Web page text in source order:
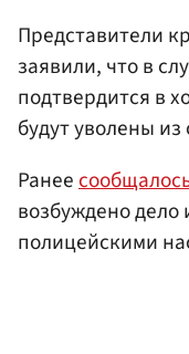
Представители
заявили, что в
подтвердится в
будут уволены
Ранее
возбуждено
полицейскими